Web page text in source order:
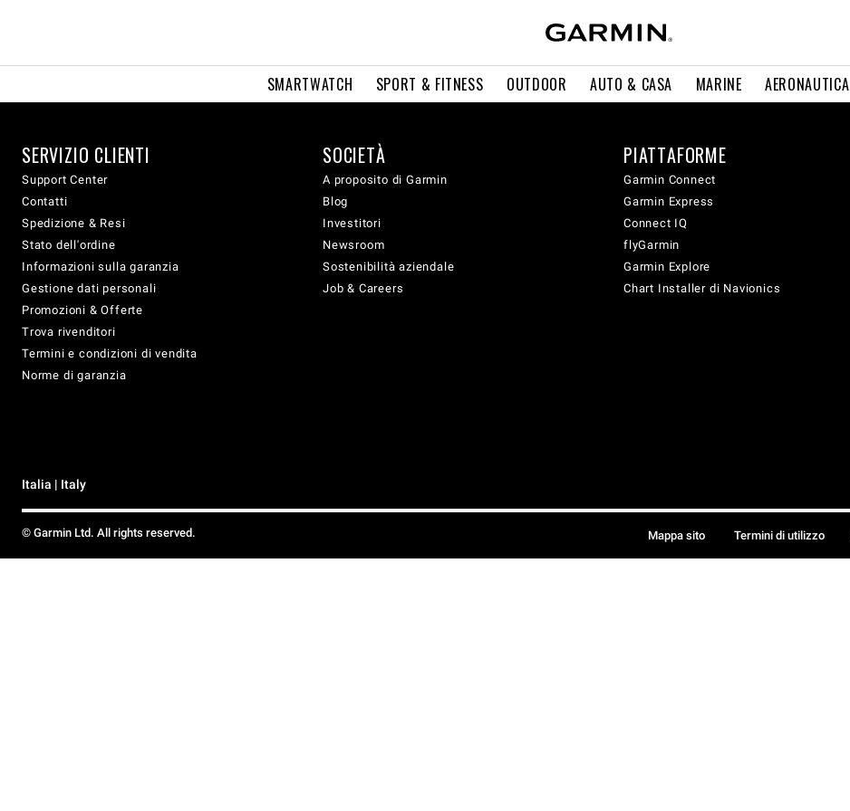
SMARTWATCH SPORT & FITNESS OUTDOOR AUTO & CASA MARINE AERONAUTICA
SERVIZIO CLIENTI
Support Center
Contatti
Spedizione & Resi
Stato dell'ordine
Informazioni sulla garanzia
Gestione dati personali
Promozioni & Offerte
Trova rivenditori
Termini e condizioni di vendita
Norme di garanzia
SOCIETÀ
A proposito di Garmin
Blog
Investitori
Newsroom
Sostenibilità aziendale
Job & Careers
PIATTAFORME
Garmin Connect
Garmin Express
Connect IQ
flyGarmin
Garmin Explore
Chart Installer di Navionics
Italia | Italy
© Garmin Ltd. All rights reserved. Mappa sito Termini di utilizzo